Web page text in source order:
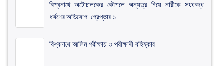
বিশ্বনাথে অটোচালকের কৌশলে অন্যত্র নিয়ে নারীকে সংঘবদ্ধ
ধর্ষণের অভিযোগ, গ্রেপ্তার ১
বিশ্বনাথে আলিম পরীক্ষায় ৩ পরীক্ষার্থী বহিষ্কার